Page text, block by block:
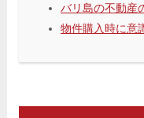
バリ島の不動産
物件購入時に意